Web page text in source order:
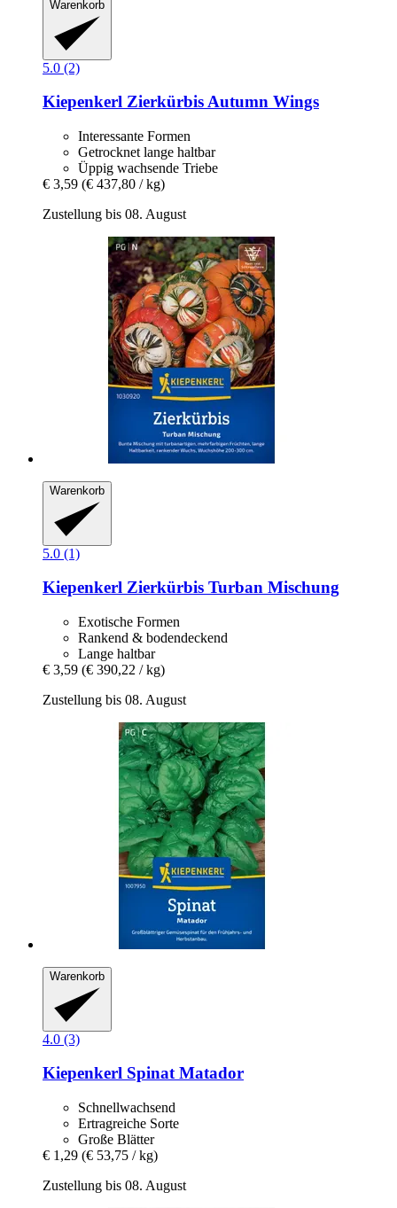
Warenkorb
5.0 (2)
Kiepenkerl Zierkürbis Autumn Wings
Interessante Formen
Getrocknet lange haltbar
Üppig wachsende Triebe
€ 3,59 (€ 437,80 / kg)
Zustellung bis 08. August
Warenkorb
5.0 (1)
Kiepenkerl Zierkürbis Turban Mischung
Exotische Formen
Rankend & bodendeckend
Lange haltbar
€ 3,59 (€ 390,22 / kg)
Zustellung bis 08. August
Warenkorb
4.0 (3)
Kiepenkerl Spinat Matador
Schnellwachsend
Ertragreiche Sorte
Große Blätter
€ 1,29 (€ 53,75 / kg)
Zustellung bis 08. August